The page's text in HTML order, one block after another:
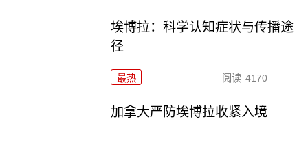
埃博拉：科学认知症状与传播途
径
最热 阅读 4170
加拿大严防埃博拉收紧入境